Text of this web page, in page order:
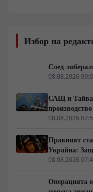
Избор на
След
08.08.2026
САЩ и
срещата на
08.08.2026
Правният
Украйна:
гарантира
08.08.2026
Операцията